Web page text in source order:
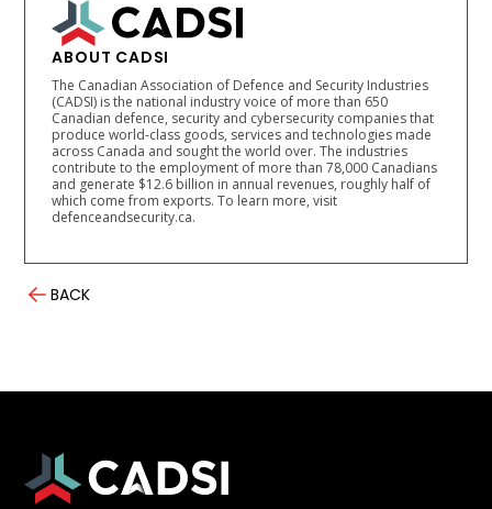
ABOUT CADSI
The Canadian Association of Defence and Security Industries
(CADSI) is the national industry voice of more than 650
Canadian defence, security and cybersecurity companies that
produce world-class goods, services and technologies made
across Canada and sought the world over. The industries
contribute to the employment of more than 78,000 Canadians
and generate $12.6 billion in annual revenues, roughly half of
which come from exports. To learn more, visit
defenceandsecurity.ca.
BACK